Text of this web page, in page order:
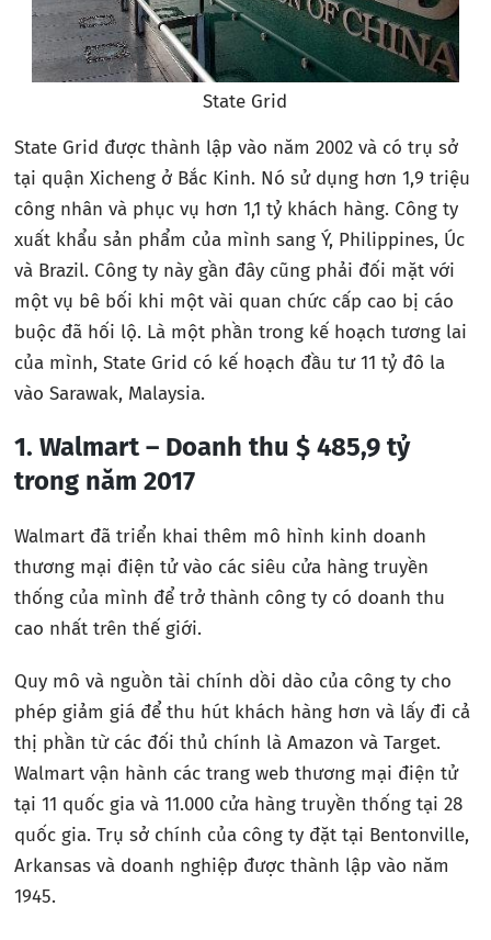
State Grid
State Grid được thành lập vào năm 2002 và có trụ sở
tại quận Xicheng ở Bắc Kinh. Nó sử dụng hơn 1,9 triệu
công nhân và phục vụ hơn 1,1 tỷ khách hàng. Công ty
xuất khẩu sản phẩm của mình sang Ý, Philippines, Úc
và Brazil. Công ty này gần đây cũng phải đối mặt với
một vụ bê bối khi một vài quan chức cấp cao bị cáo
buộc đã hối lộ. Là một phần trong kế hoạch tương lai
của mình, State Grid có kế hoạch đầu tư 11 tỷ đô la
vào Sarawak, Malaysia.
1. Walmart – Doanh thu $ 485,9 tỷ
trong năm 2017
Walmart đã triển khai thêm mô hình kinh doanh
thương mại điện tử vào các siêu cửa hàng truyền
thống của mình để trở thành công ty có doanh thu
cao nhất trên thế giới.
Quy mô và nguồn tài chính dồi dào của công ty cho
phép giảm giá để thu hút khách hàng hơn và lấy đi cả
thị phần từ các đối thủ chính là Amazon và Target.
Walmart vận hành các trang web thương mại điện tử
tại 11 quốc gia và 11.000 cửa hàng truyền thống tại 28
quốc gia. Trụ sở chính của công ty đặt tại Bentonville,
Arkansas và doanh nghiệp được thành lập vào năm
1945.